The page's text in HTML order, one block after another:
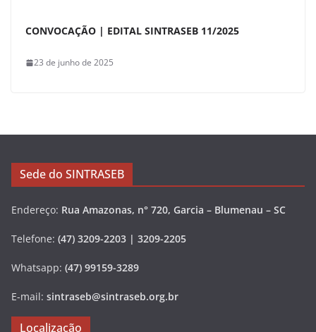
CONVOCAÇÃO | EDITAL SINTRASEB 11/2025
23 de junho de 2025
Sede do SINTRASEB
Endereço: Rua Amazonas, n° 720, Garcia – Blumenau – SC
Telefone: (47) 3209-2203 | 3209-2205
Whatsapp: (47) 99159-3289
E-mail: sintraseb@sintraseb.org.br
Localização